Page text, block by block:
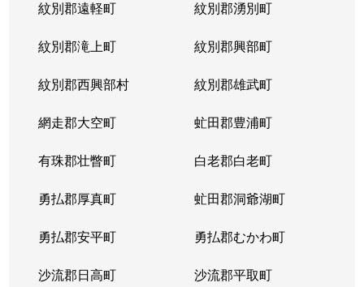
紋別郡遠軽町 紋別郡湧別町
紋別郡滝上町 紋別郡興部町
紋別郡西興部村 紋別郡雄武町
網走郡大空町 虻田郡豊浦町
有珠郡壮瞥町 白老郡白老町
勇払郡厚真町 虻田郡洞爺湖町
勇払郡安平町 勇払郡むかわ町
沙流郡日高町 沙流郡平取町